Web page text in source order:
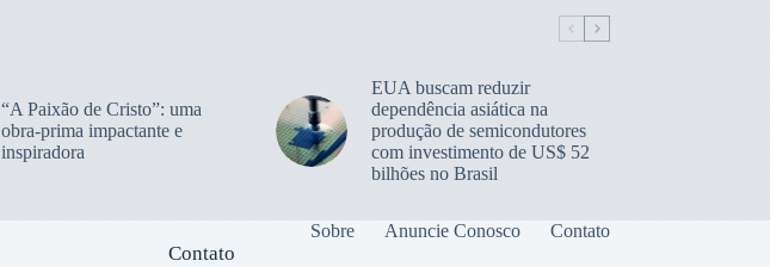
“A Paixão de Cristo”: uma
obra-prima impactante e
inspiradora
EUA buscam reduzir
dependência asiática na
produção de semicondutores
com investimento de US$ 52
bilhões no Brasil
Sobre Anuncie Conosco Contato
Contato